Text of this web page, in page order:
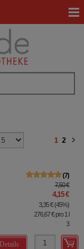
1 2
7
7,50 €
4,15 €
3,35 €(45%)
276,67 €pro 1 l
3
Details